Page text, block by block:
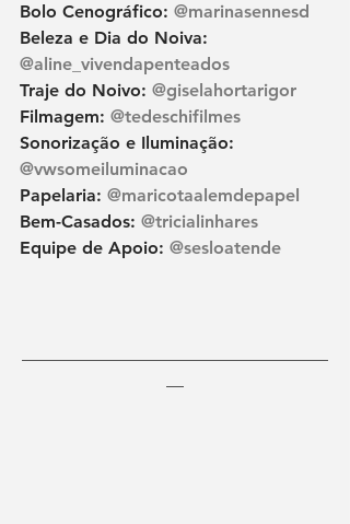
Bolo Cenográfico: @marinasennesd
Beleza e Dia do Noiva:
@aline_vivendapenteados
Traje do Noivo: @giselahortarigor
Filmagem: @tedeschifilmes
Sonorização e Iluminação:
@vwsomeiluminacao
Papelaria: @maricotaalemdepapel
Bem-Casados: @tricialinhares
Equipe de Apoio: @sesloatende